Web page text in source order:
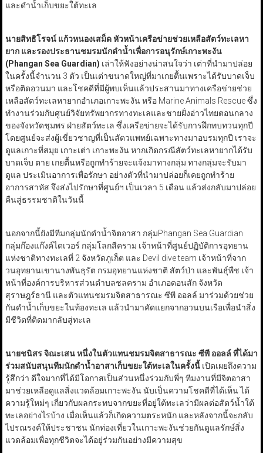
และดำน้ำเก็บขยะใต้ทะเล
นายสิทธิโรจน์ แก้วหนองเสม็ด หัวหน้าเครือข่ายช่วยเหลือสัตว์ทะเลหา
ยาก และรองประธานชมรมนักดำน้ำเพื่อการอนุรักษ์เกาะพะงัน
(Phangan Sea Guardian) เล่าให้ฟังอย่างน่าสนใจว่า เต่าที่นำมาปล่อย
ในครั้งนี้จำนวน 3 ตัว เป็นเต่าขนาดใหญ่ที่มาเกยตื้นเพราะได้รับบาดเจ็บ
หรือติดอวนมา และโชคดีที่มีผู้พบเห็นแล้วประสานมาทางเครือข่ายช่วย
เหลือสัตว์ทะเลหายากอำเภอเกาะพะงัน หรือ Marine Animals Rescue ซึ่ง
ทำงานร่วมกับศูนย์วิจัยทรัพยากรทางทะเลและชายฝั่งอ่าวไทยตอนกลาง
ของจังหวัดชุมพร ฝ่ายสัตว์ทะเล ซึ่งเครือข่ายจะได้รับการฝึกทบทวนทุกปี
โดยศูนย์จะส่งผู้เขี่ยวชาญที่เป็นสัตวแพทย์เฉพาะทางมาอบรมทุกปี เราจะ
ดูแลเกาะที่สมุย เกาะเต่า เกาะพะงัน หากเกิดกรณีสัตว์ทะเลหายากได้รับ
บาดเจ็บ ตาย เกยตื้นหรือถูกทำร้ายจะแจ้งมาทางกลุ่ม ทางกลุ่มจะรับมา
ดูแล ประเมินอาการเพื่อรักษา อย่างตัวที่นำมาปล่อยก็เคยถูกทำร้าย
อาการสาหัส จึงส่งไปรักษาที่ศูนย์ฯ เป็นเวลา 5 เดือน แล้วส่งกลับมาปล่อย
คืนสู่ธรรมชาติในวันนี้
นอกจากนี้ยังมีทีมกลุ่มนักดำน้ำจิตอาสา กลุ่มPhangan Sea Guardian
กลุ่มก๊องแก๊งค์ไดเวอร์ กลุ่มโลกสีคราม เจ้าหน้าที่ศูนย์ปฏิบัติการอุทยาน
แห่งชาติทางทะเลที่ 2 จังหวัดภูเก็ต และ Devil dive team เจ้าหน้าที่จาก
วนอุทยานเขานางพันธุรัต กรมอุทยานแห่งชาติ สัตว์ป่า และพันธุ์พืช เจ้า
หน้าที่องค์การบริหารส่วนตำบลชลคราม อำเภอดอนสัก จังหวัด
สุราษฎร์ธานี และตัวแทนชมรมจิตสาธารณะ ซีพี ออลล์ มาร่วมด้วยช่วย
กันดำน้ำเก็บขยะในท้องทะเล แล้วนำมาคัดแยกจากอวนบนเรือเพื่อนำสิ่ง
มีชีวิตที่ติดมากลับสู่ทะเล
นายชนิสร จิณะเสน หนึ่งในตัวแทนชมรมจิตสาธารณะ ซีพี ออลล์ ที่ได้มา
ร่วมสนับสนุนทีมนักดำน้ำอาสาเก็บขยะใต้ทะเลในครั้งนี้เปิดเผยถึงความ
รู้สึกว่า ดีใจมากที่ได้มีโอกาสเป็นส่วนหนึ่งร่วมกับพี่ๆ ทีมงานที่มีจิตอาสา
มาช่วยเหลือดูแลสิ่งแวดล้อมเกาะพะงัน นับเป็นความโชคดีที่ได้เห็น ได้
ความรู้ใหม่ๆ เกี่ยวกับผลกระทบจากขยะที่อยู่ใต้ทะเลว่ามีผลต่อสัตว์น้ำใต้
ทะเลอย่างไรบ้าง เมื่อเห็นแล้วก็เกิดความตระหนัก และหลังจากนี้จะกลับ
ไปรณรงค์ให้ประชาชน นักท่องเที่ยวในเกาะพะงันช่วยกันดูแลรักษ์สิ่ง
แวดล้อมเพื่อทุกชีวิตจะได้อยู่ร่วมกันอย่างมีความสุข